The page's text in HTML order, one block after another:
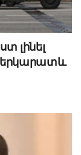
լինել
երկարատև